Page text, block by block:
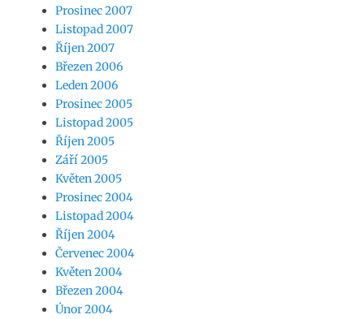
Prosinec 2007
Listopad 2007
Říjen 2007
Březen 2006
Leden 2006
Prosinec 2005
Listopad 2005
Říjen 2005
Září 2005
Květen 2005
Prosinec 2004
Listopad 2004
Říjen 2004
Červenec 2004
Květen 2004
Březen 2004
Únor 2004